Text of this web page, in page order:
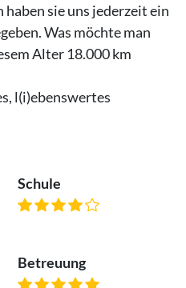
sie uns jederzeit ein
Was möchte man
Alter 18.000 km
l(i)ebenswertes
Schule
Betreuung